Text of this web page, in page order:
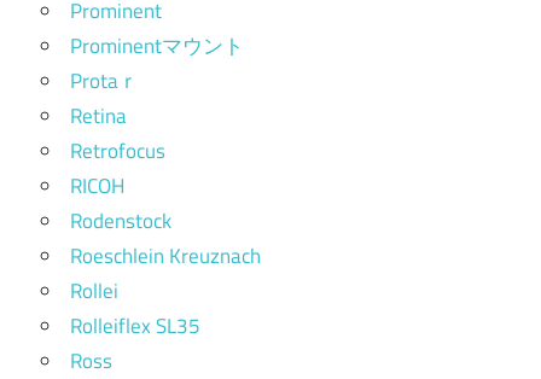
Prominent
Prominentマウント
Protaｒ
Retina
Retrofocus
RICOH
Rodenstock
Roeschlein Kreuznach
Rollei
Rolleiflex SL35
Ross